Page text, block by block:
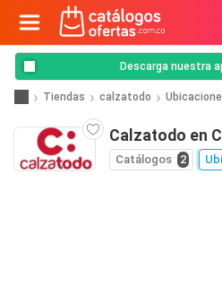
Descarga nuestra
Tiendas calzatodo
Calzatodo en
Catálogos 2